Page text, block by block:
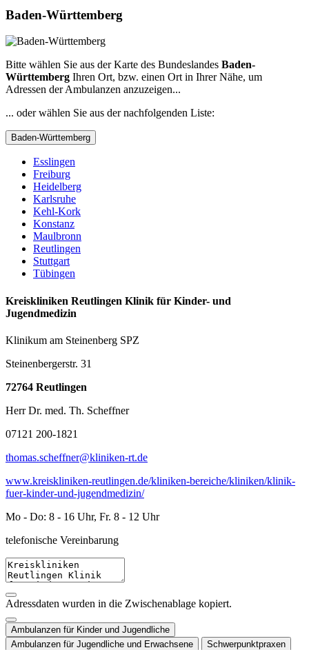
Baden-Württemberg
Bitte wählen Sie aus der Karte des Bundeslandes Baden-
Württemberg Ihren Ort, bzw. einen Ort in Ihrer Nähe, um
Adressen der Ambulanzen anzuzeigen...
... oder wählen Sie aus der nachfolgenden Liste:
Baden-Württemberg
Esslingen
Freiburg
Heidelberg
Karlsruhe
Kehl-Kork
Konstanz
Maulbronn
Reutlingen
Stuttgart
Tübingen
Kreiskliniken Reutlingen Klinik für Kinder- und
Jugendmedizin
Klinikum am Steinenberg SPZ
Steinenbergerstr. 31
72764 Reutlingen
Herr Dr. med. Th. Scheffner
07121 200-1821
thomas.scheffner@kliniken-rt.de
www.kreiskliniken-reutlingen.de/kliniken-bereiche/kliniken/klinik-
fuer-kinder-und-jugendmedizin/
Mo - Do: 8 - 16 Uhr, Fr. 8 - 12 Uhr
telefonische Vereinbarung
Adressdaten wurden in die Zwischenablage kopiert.
Ambulanzen für Kinder und Jugendliche
Ambulanzen für Jugendliche und Erwachsene
Schwerpunktpraxen